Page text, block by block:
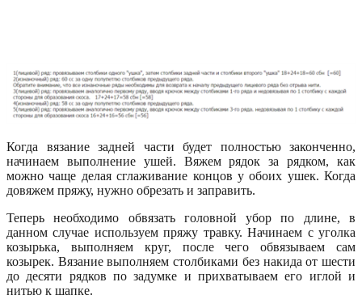
Когда вязание задней части будет полностью законченно,
начинаем выполнение ушей. Вяжем рядок за рядком, как
можно чаще делая сглаживание концов у обоих ушек. Когда
довяжем пряжу, нужно обрезать и заправить.
Теперь необходимо обвязать головной убор по длине, в
данном случае используем пряжу травку. Начинаем с уголка
козырька, выполняем круг, после чего обвязываем сам
козырек. Вязание выполняем столбиками без накида от шести
до десяти рядков по задумке и прихватываем его иглой и
нитью к шапке.